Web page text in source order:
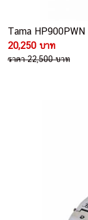
Tama HP900PWN
20,250 บาท
ราคา 22,500 บาท